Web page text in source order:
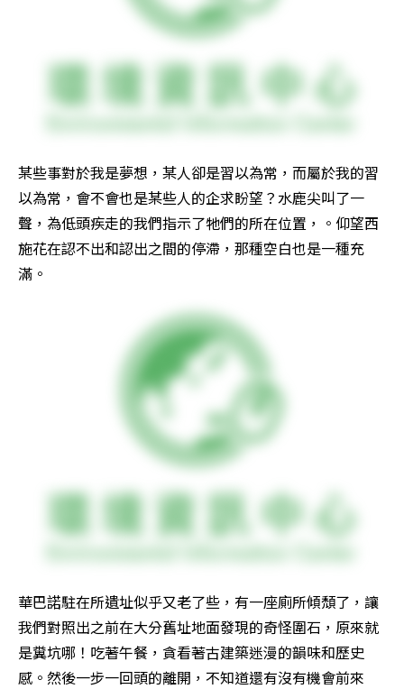
某些事對於我是夢想，某人卻是習以為常，而屬於我的習
以為常，會不會也是某些人的企求盼望？水鹿尖叫了一
聲，為低頭疾走的我們指示了牠們的所在位置，。仰望西
施花在認不出和認出之間的停滯，那種空白也是一種充
滿。
華巴諾駐在所遺址似乎又老了些，有一座廁所傾頹了，讓
我們對照出之前在大分舊址地面發現的奇怪圍石，原來就
是糞坑哪！吃著午餐，貪看著古建築迷漫的韻味和歷史
感。然後一步一回頭的離開，不知道還有沒有機會前來